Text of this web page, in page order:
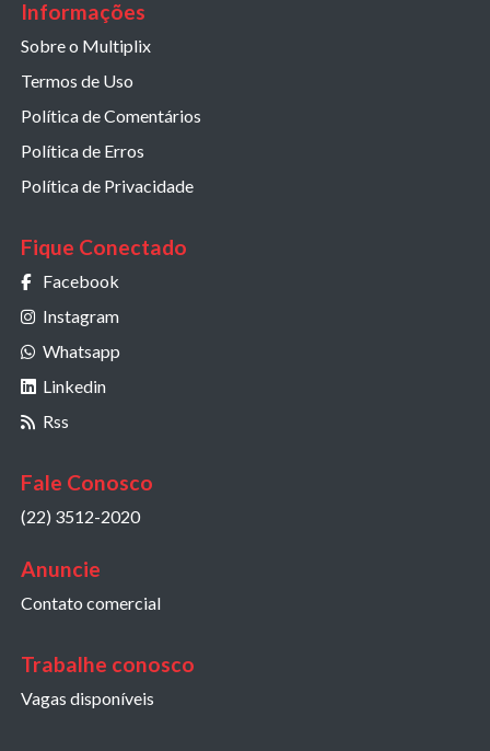
Informações
Sobre o Multiplix
Termos de Uso
Política de Comentários
Política de Erros
Política de Privacidade
Fique Conectado
Facebook
Instagram
Whatsapp
Linkedin
Rss
Fale Conosco
(22) 3512-2020
Anuncie
Contato comercial
Trabalhe conosco
Vagas disponíveis